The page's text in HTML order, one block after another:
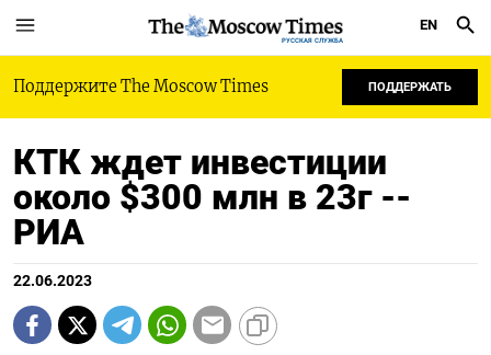
РУССКАЯ СЛУЖБА
EN
Поддержите The Moscow Times ПОДДЕРЖАТЬ
КТК ждет инвестиции
около $300 млн в 23г --
РИА
22.06.2023